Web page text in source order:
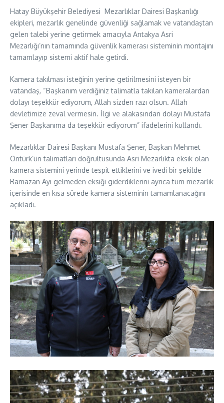
Hatay Büyükşehir Belediyesi Mezarlıklar Dairesi Başkanlığı
ekipleri, mezarlık genelinde güvenliği sağlamak ve vatandaştan
gelen talebi yerine getirmek amacıyla Antakya Asri
Mezarlığı’nın tamamında güvenlik kamerası sisteminin montajını
tamamlayıp sistemi aktif hale getirdi.
Kamera takılması isteğinin yerine getirilmesini isteyen bir
vatandaş, “Başkanım verdiğiniz talimatla takılan kameralardan
dolayı teşekkür ediyorum, Allah sizden razı olsun. Allah
devletimize zeval vermesin. İlgi ve alakasından dolayı Mustafa
Şener Başkanıma da teşekkür ediyorum” ifadelerini kullandı.
Mezarlıklar Dairesi Başkanı Mustafa Şener, Başkan Mehmet
Öntürk’ün talimatları doğrultusunda Asri Mezarlıkta eksik olan
kamera sistemini yerinde tespit ettiklerini ve ivedi bir şekilde
Ramazan Ayı gelmeden eksiği giderdiklerini ayrıca tüm mezarlık
içerisinde en kısa sürede kamera sisteminin tamamlanacağını
açıkladı.